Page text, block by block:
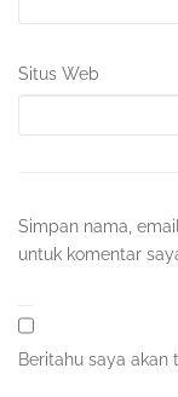
Situs Web
Simpan nama,
untuk komentar
Beritahu saya